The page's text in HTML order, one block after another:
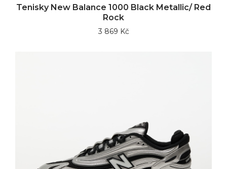
Tenisky New Balance 1000 Black Metallic/ Red
Rock
3 869 Kč